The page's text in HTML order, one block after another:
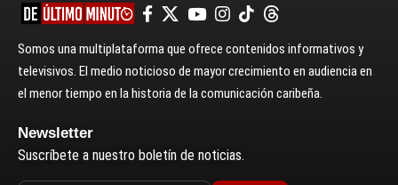
Somos una multiplataforma que ofrece contenidos informativos y
televisivos. El medio noticioso de mayor crecimiento en audiencia en
el menor tiempo en la historia de la comunicación caribeña.
Newsletter
Suscríbete a nuestro boletín de noticias.